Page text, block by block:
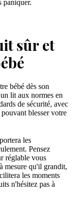
paniquer.
sûr et
bébé dès son
lit aux normes en
de sécurité, avec
pouvant blesser votre
les
Pensez
réglable vous
mesure qu'il grandit,
les moments
n'hésitez pas à